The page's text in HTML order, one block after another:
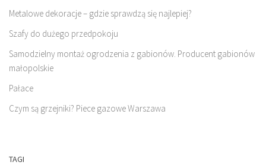
Metalowe dekoracje – gdzie sprawdzą się najlepiej?
Szafy do dużego przedpokoju
Samodzielny montaż ogrodzenia z gabionów. Producent gabionów
małopolskie
Pałace
Czym są grzejniki? Piece gazowe Warszawa
TAGI